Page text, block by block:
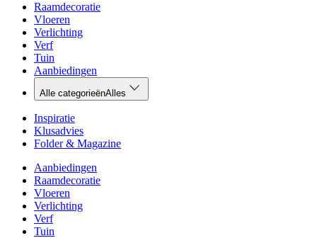
Raamdecoratie
Vloeren
Verlichting
Verf
Tuin
Aanbiedingen
Alle categorieënAlles
Inspiratie
Klusadvies
Folder & Magazine
Aanbiedingen
Raamdecoratie
Vloeren
Verlichting
Verf
Tuin